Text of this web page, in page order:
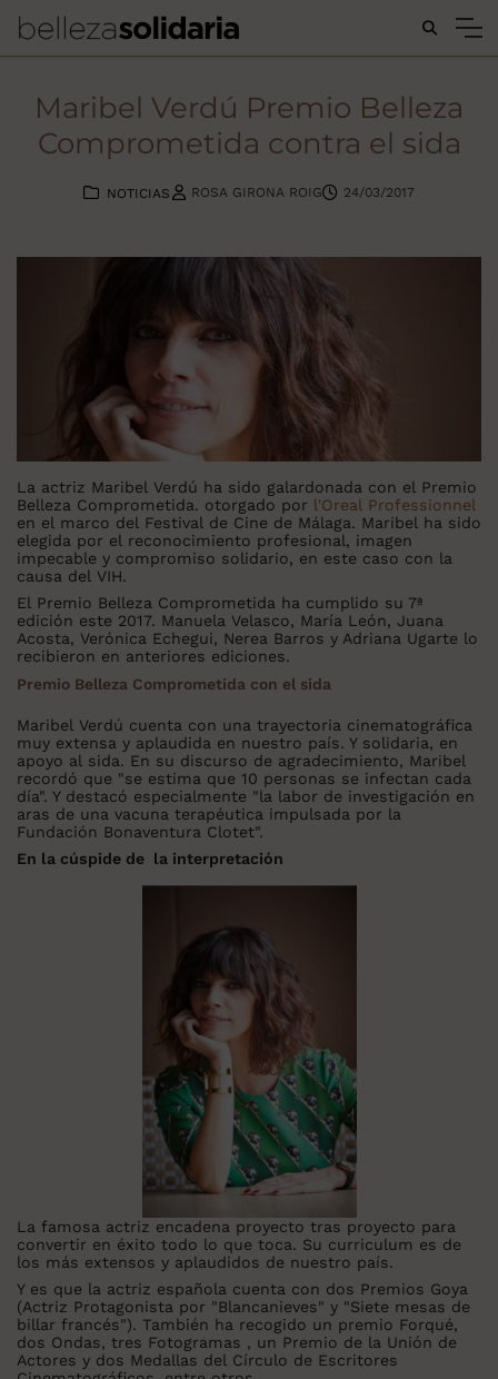
Buscar...
Maribel Verdú Premio Belleza
Comprometida contra el sida
NOTICIAS ROSA GIRONA ROIG 24/03/2017
La actriz Maribel Verdú ha sido galardonada con el Premio
Belleza Comprometida. otorgado por l'Oreal Professionnel
en el marco del Festival de Cine de Málaga. Maribel ha sido
elegida por el reconocimiento profesional, imagen
impecable y compromiso solidario, en este caso con la
causa del VIH.
El Premio Belleza Comprometida ha cumplido su 7ª
edición este 2017. Manuela Velasco, María León, Juana
Acosta, Verónica Echegui, Nerea Barros y Adriana Ugarte lo
recibieron en anteriores ediciones.
Premio Belleza Comprometida con el sida
Maribel Verdú cuenta con una trayectoria cinematográfica
muy extensa y aplaudida en nuestro país. Y solidaria, en
apoyo al sida. En su discurso de agradecimiento, Maribel
recordó que "se estima que 10 personas se infectan cada
día". Y destacó especialmente "la labor de investigación en
aras de una vacuna terapéutica impulsada por la
Fundación Bonaventura Clotet".
En la cúspide de la interpretación
La famosa actriz encadena proyecto tras proyecto para
convertir en éxito todo lo que toca. Su curriculum es de
los más extensos y aplaudidos de nuestro país.
Y es que la actriz española cuenta con dos Premios Goya
(Actriz Protagonista por "Blancanieves" y "Siete mesas de
billar francés"). También ha recogido un premio Forqué,
dos Ondas, tres Fotogramas , un Premio de la Unión de
Actores y dos Medallas del Círculo de Escritores